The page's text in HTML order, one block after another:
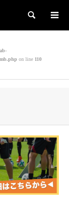
検索
on line 110